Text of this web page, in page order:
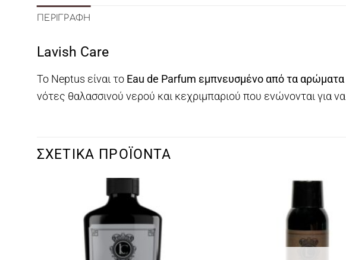
ΠΕΡΙΓΡΑΦΉ
Lavish Care
Το Neptus είναι το Eau de Parfum εμπνευσμένο από τα
νότες θαλασσινού νερού και κεχριμπαριού που ενώνονται για
ΣΧΕΤΙΚΆ ΠΡΟΪΌΝΤΑ